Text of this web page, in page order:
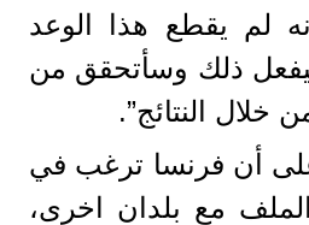
لم يقطع هذا الوعد
ذلك وسأتحقق من
خلال النتائج”.
أن فرنسا ترغب في
مع بلدان اخرى،